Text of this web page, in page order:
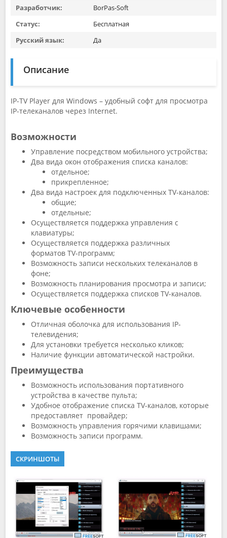
Разработчик:
BorPas-Soft
Статус:
Бесплатная
Русский язык:
Да
Описание
IP-TV Player для Windows – удобный софт для просмотра
IP-телеканалов через Internet.
Возможности
Управление посредством мобильного устройства;
Два вида окон отображения списка каналов:
отдельное;
прикрепленное;
Два вида настроек для подключенных TV-каналов:
общие;
отдельные;
Осуществляется поддержка управления с
клавиатуры;
Осуществляется поддержка различных
форматов TV-программ;
Возможность записи нескольких телеканалов в
фоне;
Возможность планирования просмотра и записи;
Осуществляется поддержка списков TV-каналов.
Ключевые особенности
Отличная оболочка для использования IP-
телевидения;
Для установки требуется несколько кликов;
Наличие функции автоматической настройки.
Преимущества
Возможность использования портативного
устройства в качестве пульта;
Удобное отображение списка TV-каналов, которые
предоставляет провайдер;
Возможность управления горячими клавишами;
Возможность записи программ.
СКРИНШОТЫ